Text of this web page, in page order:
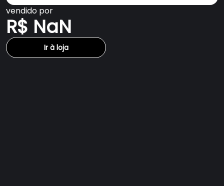
vendido por
R$ NaN
Ir à loja